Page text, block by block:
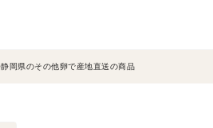
静岡県のその他卵で産地直送の商品